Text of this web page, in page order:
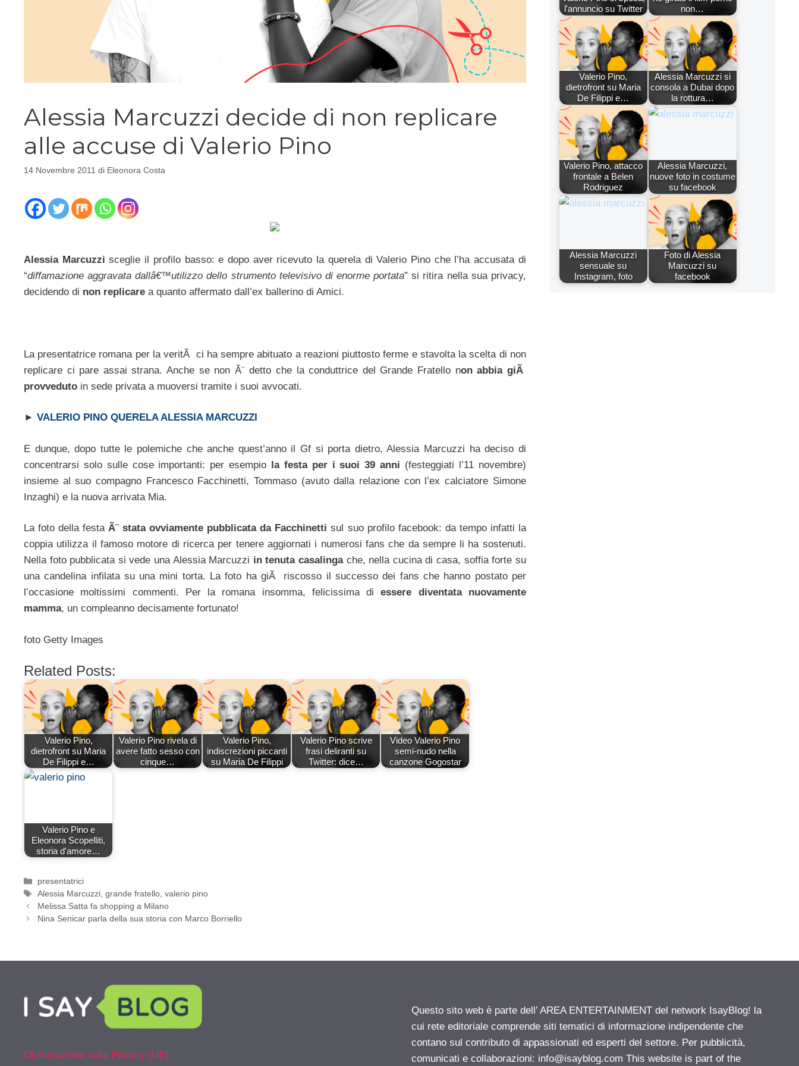
Alessia Marcuzzi decide di non replicare
alle accuse di Valerio Pino
14 Novembre 2011 di Eleonora Costa
Alessia Marcuzzi sceglie il profilo basso: e dopo aver ricevuto la querela di Valerio Pino che l’ha accusata di
“diffamazione aggravata dallâ€™utilizzo dello strumento televisivo di enorme portata” si ritira nella sua privacy,
decidendo di non replicare a quanto affermato dall’ex ballerino di Amici.
La presentatrice romana per la veritÃ ci ha sempre abituato a reazioni piuttosto ferme e stavolta la scelta di non
replicare ci pare assai strana. Anche se non Ã¨ detto che la conduttrice del Grande Fratello non abbia giÃ
provveduto in sede privata a muoversi tramite i suoi avvocati.
► VALERIO PINO QUERELA ALESSIA MARCUZZI
E dunque, dopo tutte le polemiche che anche quest’anno il Gf si porta dietro, Alessia Marcuzzi ha deciso di
concentrarsi solo sulle cose importanti: per esempio la festa per i suoi 39 anni (festeggiati l’11 novembre)
insieme al suo compagno Francesco Facchinetti, Tommaso (avuto dalla relazione con l’ex calciatore Simone
Inzaghi) e la nuova arrivata Mia.
La foto della festaÃ¨ stata ovviamente pubblicata da Facchinettisul suo profilo facebook: da tempo infatti la
coppia utilizza il famoso motore di ricerca per tenere aggiornati i numerosi fans che da sempre li ha sostenuti.
Nella foto pubblicata si vede una Alessia Marcuzzi in tenuta casalinga che, nella cucina di casa, soffia forte su
una candelina infilata su una mini torta. La foto ha giÃ riscosso il successo dei fans che hanno postato per
l’occasione moltissimi commenti. Per la romana insomma, felicissima diessere diventata nuovamente
mamma, un compleanno decisamente fortunato!
foto Getty Images
Related Posts:
Valerio Pino,
dietrofront su Maria
De Filippi e…
Valerio Pino rivela di
avere fatto sesso con
cinque…
Valerio Pino,
indiscrezioni piccanti
su Maria De Filippi
Valerio Pino scrive
frasi deliranti su
Twitter: dice…
Video Valerio Pino
semi-nudo nella
canzone Gogostar
Valerio Pino e
Eleonora Scopelliti,
storia d'amore…
Categorie
presentatrici
Tag
Alessia Marcuzzi,grande fratello,valerio pino
Melissa Satta fa shopping a Milano
Nina Senicar parla della sua storia con Marco Borriello
l'annuncio su Twitter
non…
Valerio Pino,
dietrofront su Maria
De Filippi e…
Alessia Marcuzzi si
consola a Dubai dopo
la rottura…
Valerio Pino, attacco
frontale a Belen
Rodriguez
Alessia Marcuzzi,
nuove foto in costume
su facebook
Alessia Marcuzzi
sensuale su
Instagram, foto
Foto di Alessia
Marcuzzi su
facebook
Dichiarazione sulla Privacy (UE)
Questo sito web è parte dell’ AREA ENTERTAINMENT del network IsayBlog! la
cui rete editoriale comprende siti tematici di informazione indipendente che
contano sul contributo di appassionati ed esperti del settore. Per pubblicità,
comunicati e collaborazioni: info@isayblog.com This website is part of the